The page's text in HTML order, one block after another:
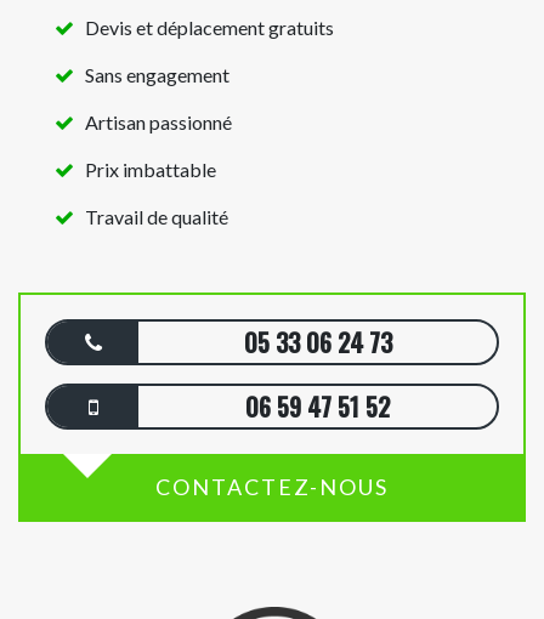
Devis et déplacement gratuits
Sans engagement
Artisan passionné
Prix imbattable
Travail de qualité
05 33 06 24 73
06 59 47 51 52
CONTACTEZ-NOUS